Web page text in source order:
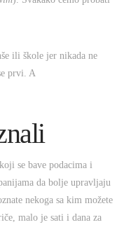
ili škole jer nikada ne
prvi. A
se bave podacima i
da bolje upravljaju
nekoga sa kim možete
malo je sati i dana za